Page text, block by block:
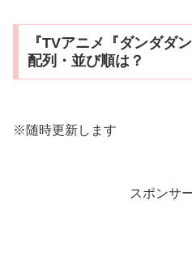
『TVアニメ『ダンダダ
配列・並び順は？
※随時更新します
スポンサ